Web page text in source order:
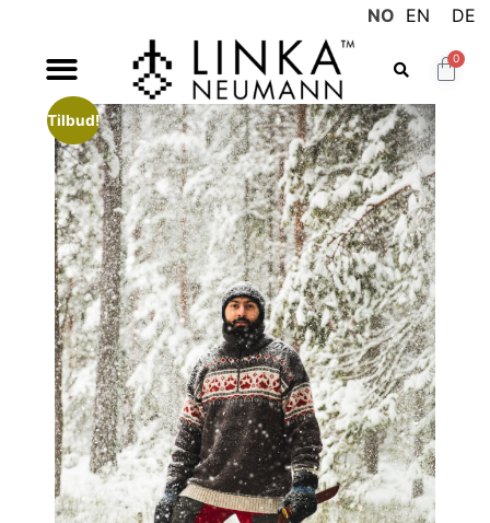
NO EN DE
0
Tilbud!